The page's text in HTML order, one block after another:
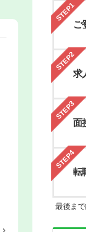
STEP1
ご
STEP2
求
STEP3
面
STEP4
転
最後まで